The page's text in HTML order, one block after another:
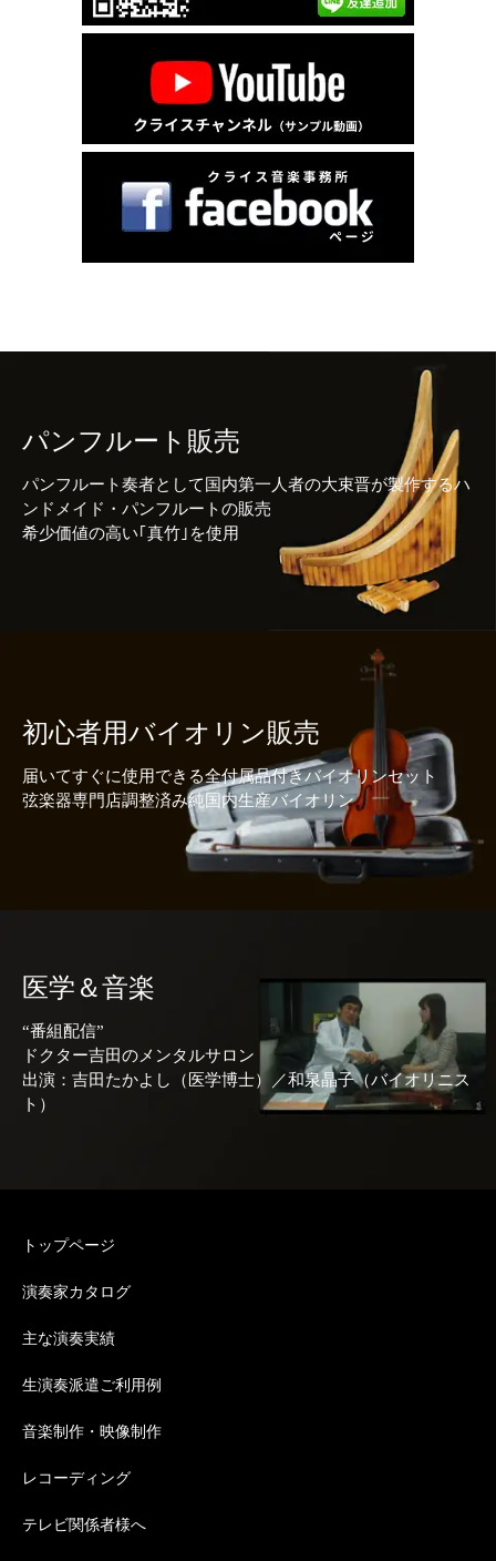
パンフルート販売
パンフルート奏者として国内第一人者の大束晋が製作するハ
ンドメイド・パンフルートの販売
希少価値の高い｢真竹｣を使用
初心者用バイオリン販売
届いてすぐに使用できる全付属品付きバイオリンセット
弦楽器専門店調整済み純国内生産バイオリン
医学＆音楽
“番組配信”
ドクター吉田のメンタルサロン
出演：吉田たかよし（医学博士）／和泉晶子（バイオリニス
ト）
トップページ
演奏家カタログ
主な演奏実績
生演奏派遣ご利用例
音楽制作・映像制作
レコーディング
テレビ関係者様へ